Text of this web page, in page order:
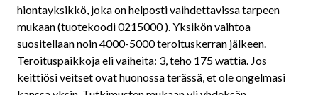
hiontayksikkö, joka on helposti vaihdettavissa tarpeen
mukaan (tuotekoodi 0215000 ). Yksikön vaihtoa
suositellaan noin 4000-5000 teroituskerran jälkeen.
Teroituspaikkoja eli vaiheita: 3, teho 175 wattia. Jos
keittiösi veitset ovat huonossa terässä, et ole ongelmasi